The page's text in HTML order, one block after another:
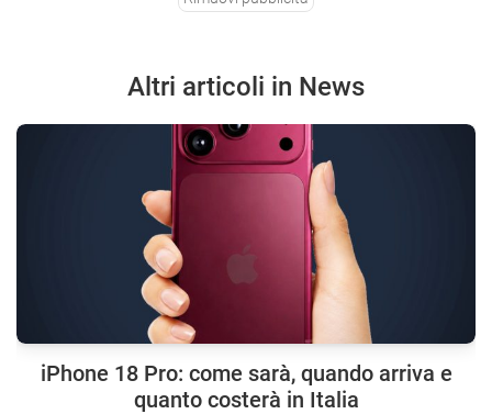
Altri articoli in News
iPhone 18 Pro: come sarà, quando arriva e
quanto costerà in Italia